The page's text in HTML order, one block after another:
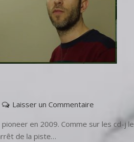
Laisser un Commentaire
mode
en 2009. Comme sur les cd-j le
de la piste…